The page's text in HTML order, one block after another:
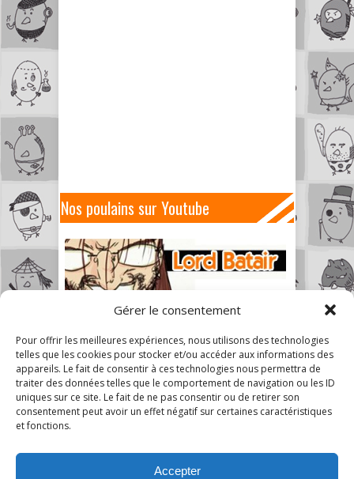
Gérer le consentement
Pour offrir les meilleures expériences, nous utilisons des technologies
telles que les cookies pour stocker et/ou accéder aux informations des
appareils. Le fait de consentir à ces technologies nous permettra de
traiter des données telles que le comportement de navigation ou les ID
uniques sur ce site. Le fait de ne pas consentir ou de retirer son
consentement peut avoir un effet négatif sur certaines caractéristiques
et fonctions.
Accepter
Nos poulains sur Youtube